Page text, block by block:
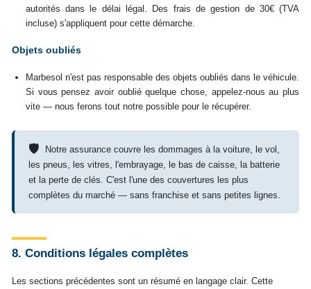
autorités dans le délai légal. Des frais de gestion de 30€ (TVA
incluse) s'appliquent pour cette démarche.
Objets oubliés
Marbesol n'est pas responsable des objets oubliés dans le véhicule.
Si vous pensez avoir oublié quelque chose, appelez-nous au plus
vite — nous ferons tout notre possible pour le récupérer.
🛡
Notre assurance couvre les dommages à la voiture, le vol,
les pneus, les vitres, l'embrayage, le bas de caisse, la batterie
et la perte de clés. C'est l'une des couvertures les plus
complètes du marché — sans franchise et sans petites lignes.
8. Conditions légales complètes
Les sections précédentes sont un résumé en langage clair. Cette